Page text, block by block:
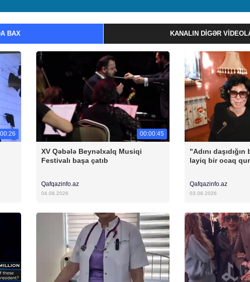
BAX KANALIN DIGƏR
00:00:45
XV Qəbələ Beynəlxalq Musiqi
Festivalı başa çatıb
Qafqazinfo.az
04.08.2026
"Adını
layiq bir ocaq
Qafqazinfo.az
03.08.2026